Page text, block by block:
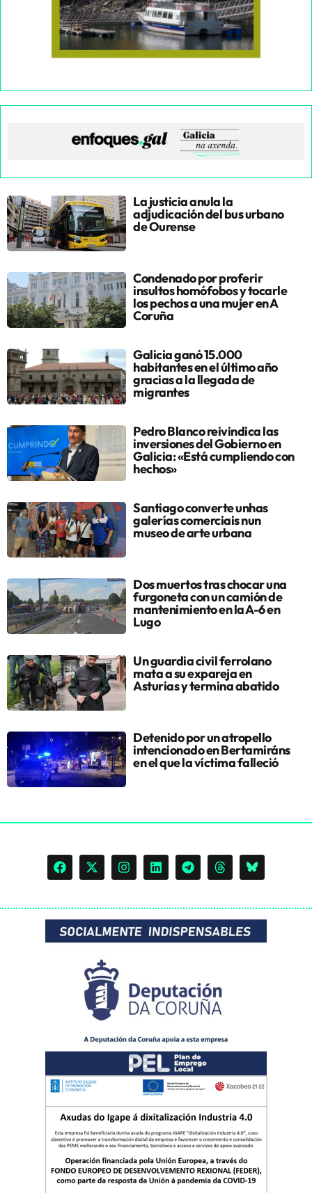
La justicia anula la
adjudicación del bus urbano
de Ourense
Condenado por proferir
insultos homófobos y tocarle
los pechos a una mujer en A
Coruña
Galicia ganó 15.000
habitantes en el último año
gracias a la llegada de
migrantes
Pedro Blanco reivindica las
inversiones del Gobierno en
Galicia: «Está cumpliendo con
hechos»
Santiago converte unhas
galerías comerciais nun
museo de arte urbana
Dos muertos tras chocar una
furgoneta con un camión de
mantenimiento en la A-6 en
Lugo
Un guardia civil ferrolano
mata a su expareja en
Asturias y termina abatido
Detenido por un atropello
intencionado en Bertamiráns
en el que la víctima falleció